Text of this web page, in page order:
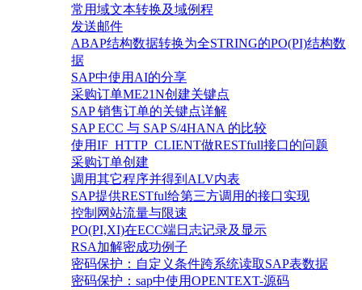
常用域文本转换及域例程
发送邮件
ABAP结构数据转换为全STRING的PO(PI)结构数
据
SAP中使用AI的分享
采购订单ME21N创建关键点
SAP 销售订单的关键点详解
SAP ECC 与 SAP S/4HANA 的比较
使用IF_HTTP_CLIENT做RESTfull接口的问题
采购订单创建
调用其它程序并得到ALV内表
SAP提供RESTful给第三方调用的接口实现
控制网站流量与限速
PO(PI,XI)在ECC端日志记录及显示
RSA加解密成功例子
密码保护：自定义条件跨系统读取SAP表数据
密码保护：sap中使用OPENTEXT-源码